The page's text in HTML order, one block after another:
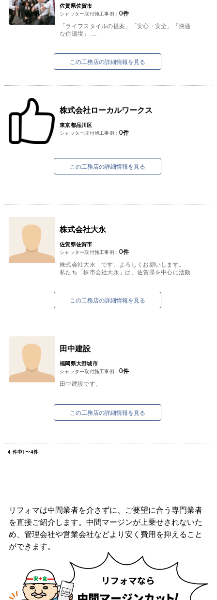
佐賀県佐賀市
シャッター取付施工事例： 0件
「ライフスタイルの提案」「安心・安全」「快適
な住環境」
「リフォームして、快適で素敵な暮らしを実現し
た...この工務店の詳細情報を見る
株式会社ローカルワークス
東京都品川区
シャッター取付施工事例： 0件
この工務店の詳細情報を見る
株式会社大永
佐賀県佐賀市
シャッター取付施工事例： 0件
株式会社大永 です。よろしくお願いします。
私たち「株市会社大永」は、佐賀県を中心に活動
この工務店の詳細情報を見る
田中建設
福岡県大野城市
シャッター取付施工事例： 0件
田中建設です。
この工務店の詳細情報を見る
4 件中1〜4件
リフォマは中間業者を介さずに、ご要望に合う専門業者
を直接ご紹介します。中間マージンが上乗せされないた
め、管理会社や営業会社などより安く費用を抑えること
ができます。